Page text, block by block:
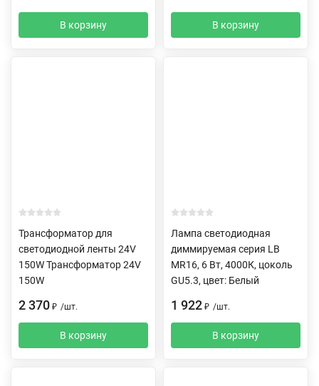
В корзину В корзину
Трансформатор для
светодиодной ленты 24V
150W Трансформатор 24V
150W
2 370 ₽ /шт.
В корзину
Лампа светодиодная
диммируемая серия LB
MR16, 6 Вт, 4000К, цоколь
GU5.3, цвет: Белый
1 922 ₽ /шт.
В корзину